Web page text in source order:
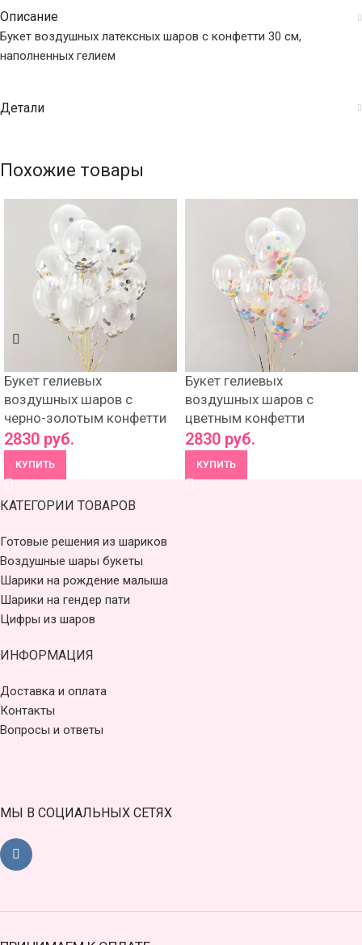
Описание
Букет воздушных латексных шаров с конфетти 30 см,
наполненных гелием
Детали
Похожие товары
Букет гелиевых
воздушных шаров с
черно-золотым конфетти
2830 руб.
КУПИТЬ
Букет гелиевых
воздушных шаров с
цветным конфетти
2830 руб.
КУПИТЬ
КАТЕГОРИИ ТОВАРОВ
Готовые решения из шариков
Воздушные шары букеты
Шарики на рождение малыша
Шарики на гендер пати
Цифры из шаров
ИНФОРМАЦИЯ
Доставка и оплата
Контакты
Вопросы и ответы
МЫ В СОЦИАЛЬНЫХ СЕТЯХ